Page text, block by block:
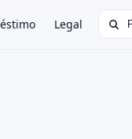
Legal